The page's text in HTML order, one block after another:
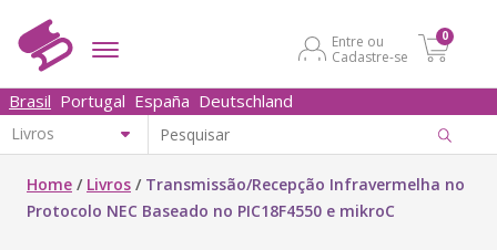
Entre ou
Cadastre-se
0
Brasil Portugal España Deutschland
Home / Livros / Transmissão/Recepção Infravermelha no
Protocolo NEC Baseado no PIC18F4550 e mikroC